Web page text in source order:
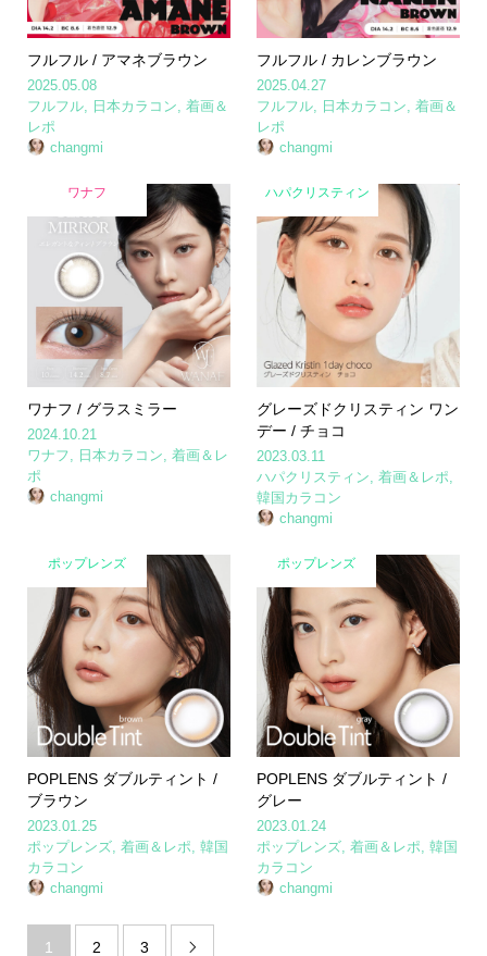
フルフル / アマネブラウン
2025.05.08
フルフル, 日本カラコン 着画＆
レポ
changmi
フルフル / カレンブラウン
2025.04.27
フルフル
日本カラコン ,着画＆
レポ
changmi
ワナフ
ワナフ / グラスミラー
2024.10.21
ワナフ
日本カラコン 着画＆レ
ポ
changmi
ハパクリスティン
グレーズドクリスティン ワン
デー / チョコ
2023.03.11
ハパクリスティン ,着画＆レポ
韓国カラコン
changmi
ポップレンズ
POPLENS ダブルティント /
ブラウン
2023.01.25
ポップレンズ, 着画＆レポ, 韓国
カラコン
changmi
ポップレンズ
POPLENS ダブルティント /
グレー
2023.01.24
ポップレンズ,着画＆レポ,韓国
カラコン
changmi
1 2 3 